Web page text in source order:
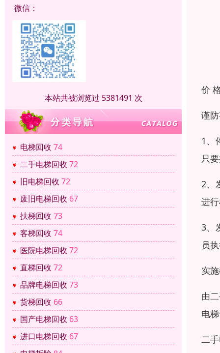
微信：
本站共被浏览过 5381491 次
电梯回收 74
二手电梯回收 72
旧电梯回收 72
废旧电梯回收 67
扶梯回收 73
客梯回收 74
医院电梯回收 72
直梯回收 72
品牌电梯回收 73
货梯回收 66
国产电梯回收 63
进口电梯回收 67
价
谨
1、
只
2、
进
3、
员
实
由
电
二